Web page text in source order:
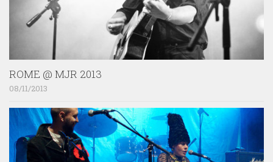
ROME @ MJR 2013
08/11/2013